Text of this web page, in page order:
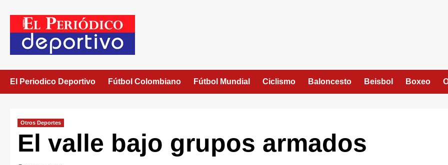
El Periodico Deportivo Fútbol Colombiano Fútbol Mundial Ciclismo Baloncesto Beisbol Boxeo
Otros Deportes
El valle bajo grupos armados